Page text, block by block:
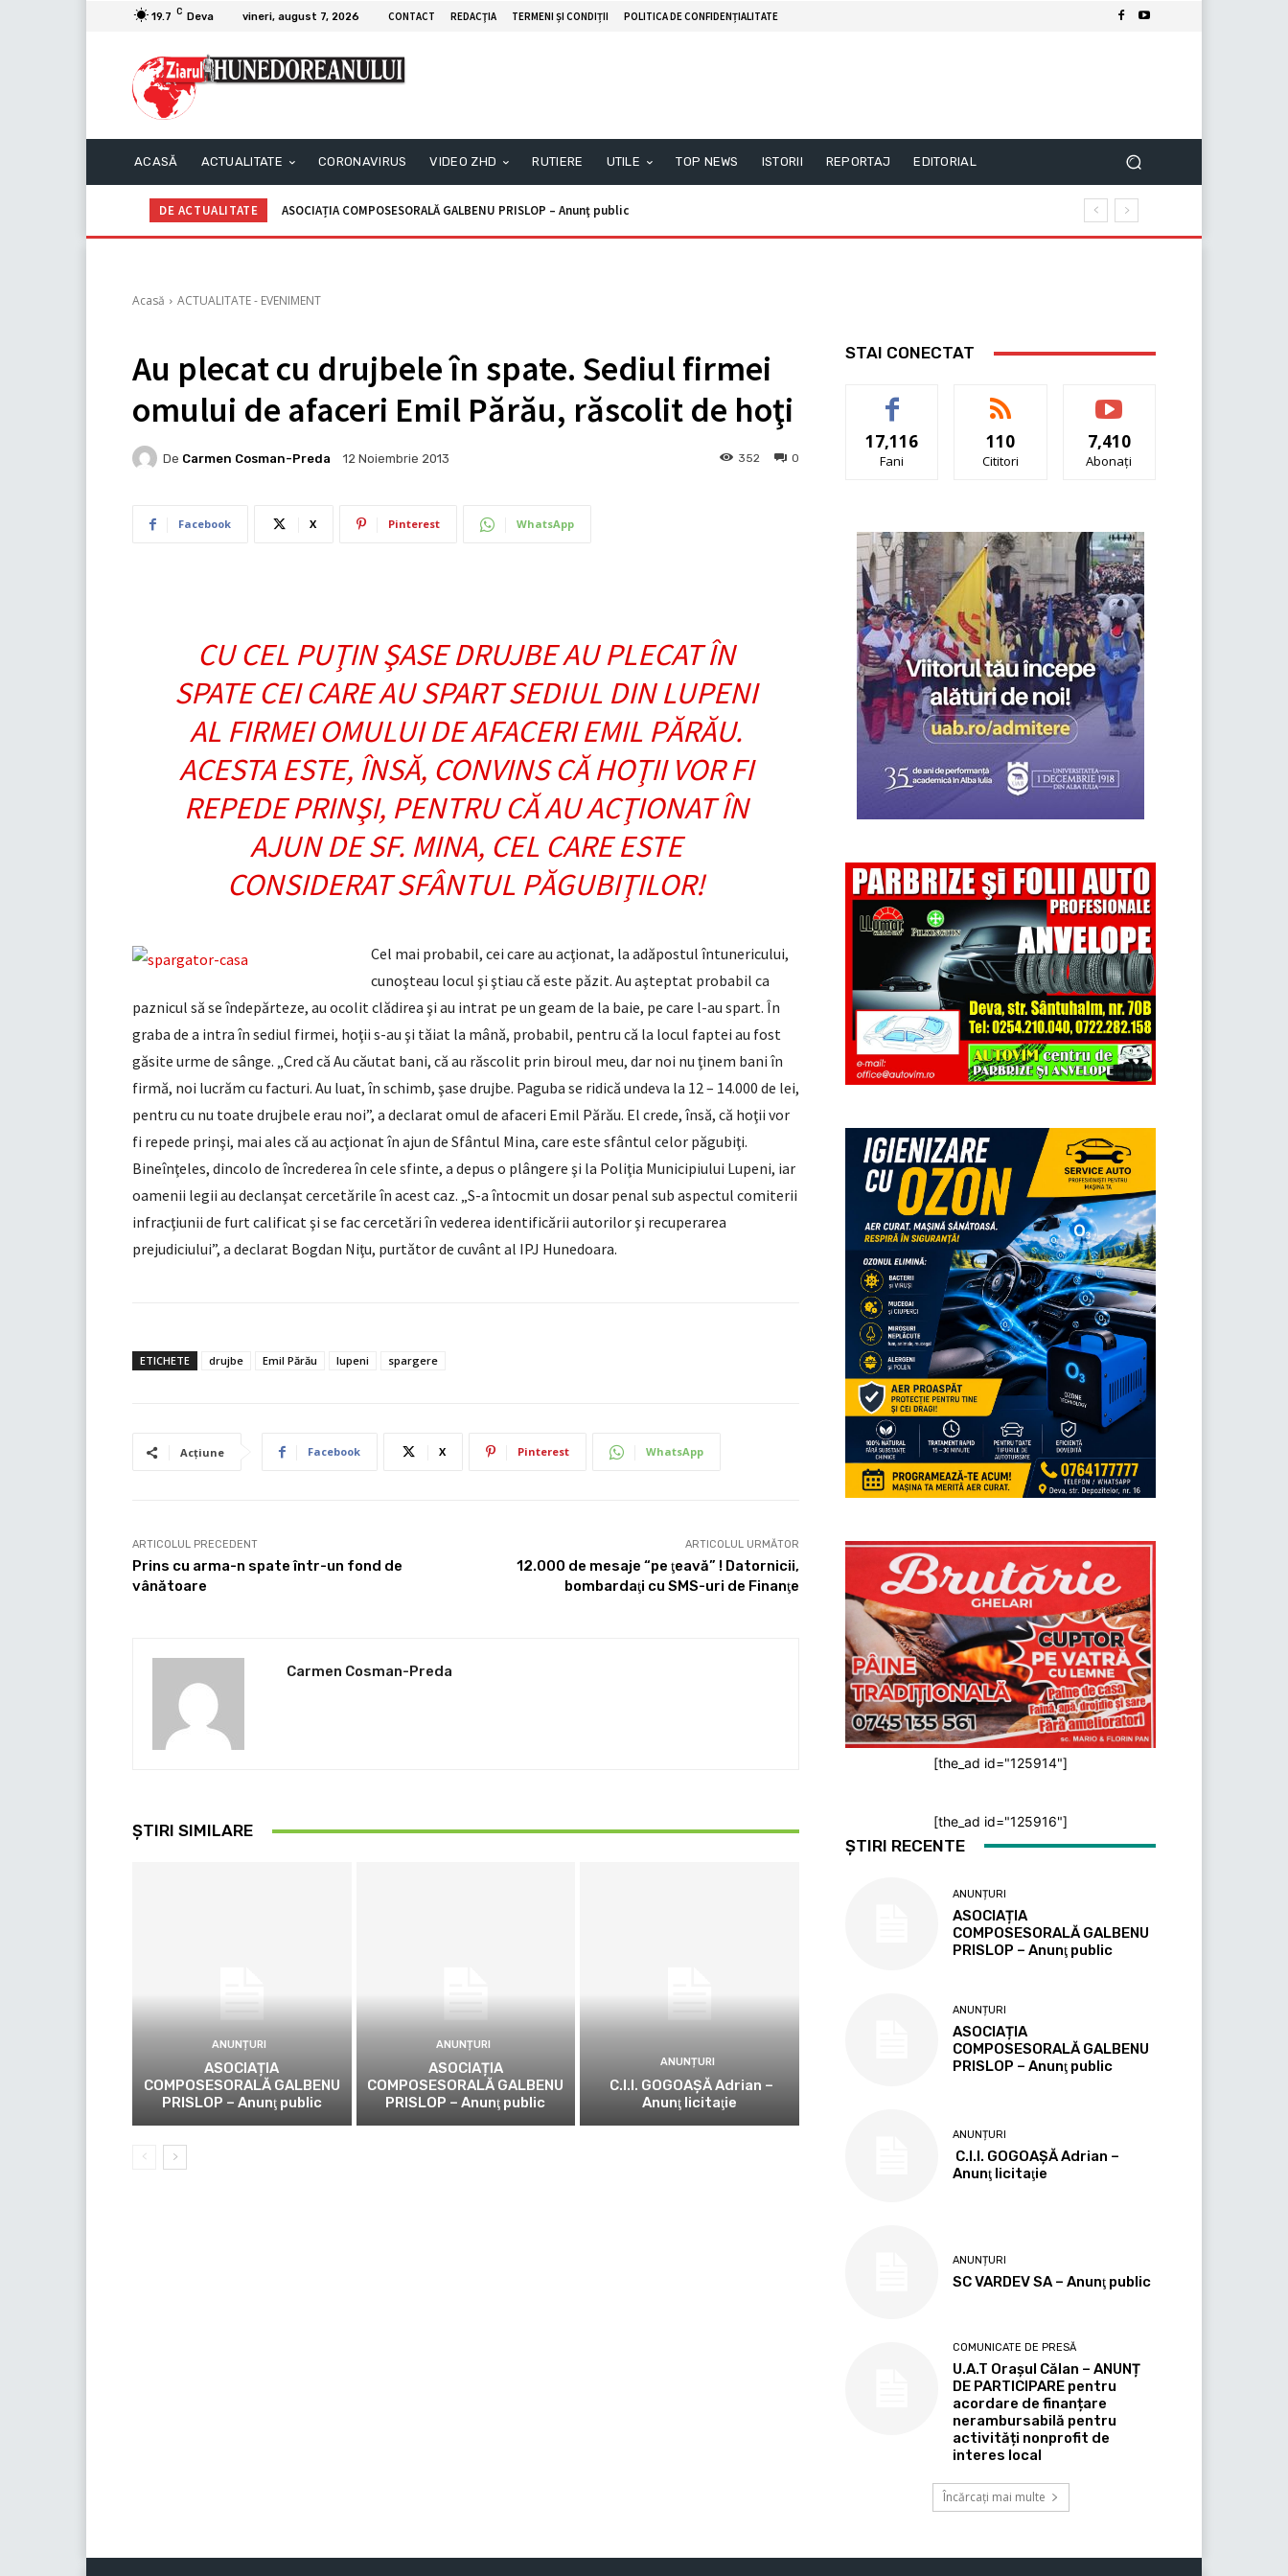
19.7 C Deva vineri, august 7, 2026 CONTACT REDACŢIA TERMENI ȘI CONDIȚII POLITICA DE CONFIDENȚIALITATE
ACASĂ ACTUALITATE CORONAVIRUS VIDEO ZHD RUTIERE UTILE TOP NEWS ISTORII REPORTAJ EDITORIAL
DE ACTUALITATE ASOCIAȚIA COMPOSESORALĂ GALBENU PRISLOP – Anunţ public
C.I.I. GOGOAŞĂ Adrian – Anunţ licitaţie
Acasă ACTUALITATE - EVENIMENT
Au plecat cu drujbele în spate. Sediul firmei
omului de afaceri Emil Părău, răscolit de hoţi
De Carmen Cosman-Preda 12 Noiembrie 2013 0
352
Facebook X Pinterest WhatsApp
CU CEL PUŢIN ŞASE DRUJBE AU PLECAT ÎN
SPATE CEI CARE AU SPART SEDIUL DIN LUPENI
AL FIRMEI OMULUI DE AFACERI EMIL PĂRĂU.
ACESTA ESTE, ÎNSĂ, CONVINS CĂ HOŢII VOR FI
REPEDE PRINŞI, PENTRU CĂ AU ACŢIONAT ÎN
AJUN DE SF. MINA, CEL CARE ESTE
CONSIDERAT SFÂNTUL PĂGUBIŢILOR!
Cel mai probabil, cei care au acţionat, la adăpostul întunericului,
cunoşteau locul şi ştiau că este păzit. Au aşteptat probabil ca
paznicul să se îndepărteze, au ocolit clădirea şi au intrat pe un geam de la baie, pe care l-au spart. În
graba de a intra în sediul firmei, hoţii s-au şi tăiat la mână, probabil, pentru că la locul faptei au fost
găsite urme de sânge. „Cred că Au căutat bani, că au răscolit prin biroul meu, dar noi nu ţinem bani în
firmă, noi lucrăm cu facturi. Au luat, în schimb, şase drujbe. Paguba se ridică undeva la 12 – 14.000 de lei,
pentru cu nu toate drujbele erau noi”, a declarat omul de afaceri Emil Părău. El crede, însă, că hoţii vor
fi repede prinşi, mai ales că au acţionat în ajun de Sfântul Mina, care este sfântul celor păgubiţi.
Bineînţeles, dincolo de încrederea în cele sfinte, a depus o plângere şi la Poliţia Municipiului Lupeni, iar
oamenii legii au declanşat cercetările în acest caz. „S-a întocmit un dosar penal sub aspectul comiterii
infracţiunii de furt calificat şi se fac cercetări în vederea identificării autorilor şi recuperarea
prejudiciului”, a declarat Bogdan Niţu, purtător de cuvânt al IPJ Hunedoara.
ETICHETE drujbe Emil Părău lupeni spargere
Acțiune Facebook X Pinterest WhatsApp
ARTICOLUL PRECEDENT
Prins cu arma-n spate într-un fond de
vânătoare
ARTICOLUL URMĂTOR
12.000 de mesaje “pe ţeavă” ! Datornicii,
bombardaţi cu SMS-uri de Finanţe
Carmen Cosman-Preda
ȘTIRI SIMILARE
ANUNȚURI
ASOCIAȚIA
COMPOSESORALĂ GALBENU
PRISLOP – Anunţ public
ANUNȚURI
ASOCIAȚIA
COMPOSESORALĂ GALBENU
PRISLOP – Anunţ public
ANUNȚURI
C.I.I. GOGOAŞĂ Adrian –
Anunţ licitaţie
STAI CONECTAT
17,116
Fani
110
Cititori
7,410
Abonați
[the_ad id="125914"]
[the_ad id="125916"]
ȘTIRI RECENTE
ANUNȚURI
ASOCIAȚIA
COMPOSESORALĂ GALBENU
PRISLOP – Anunţ public
ANUNȚURI
ASOCIAȚIA
COMPOSESORALĂ GALBENU
PRISLOP – Anunţ public
ANUNȚURI
C.I.I. GOGOAŞĂ Adrian –
Anunţ licitaţie
ANUNȚURI
SC VARDEV SA – Anunţ public
COMUNICATE DE PRESĂ
U.A.T Orașul Călan – ANUNȚ
DE PARTICIPARE pentru
acordare de finanțare
nerambursabilă pentru
activități nonprofit de
interes local
Încărcați mai multe